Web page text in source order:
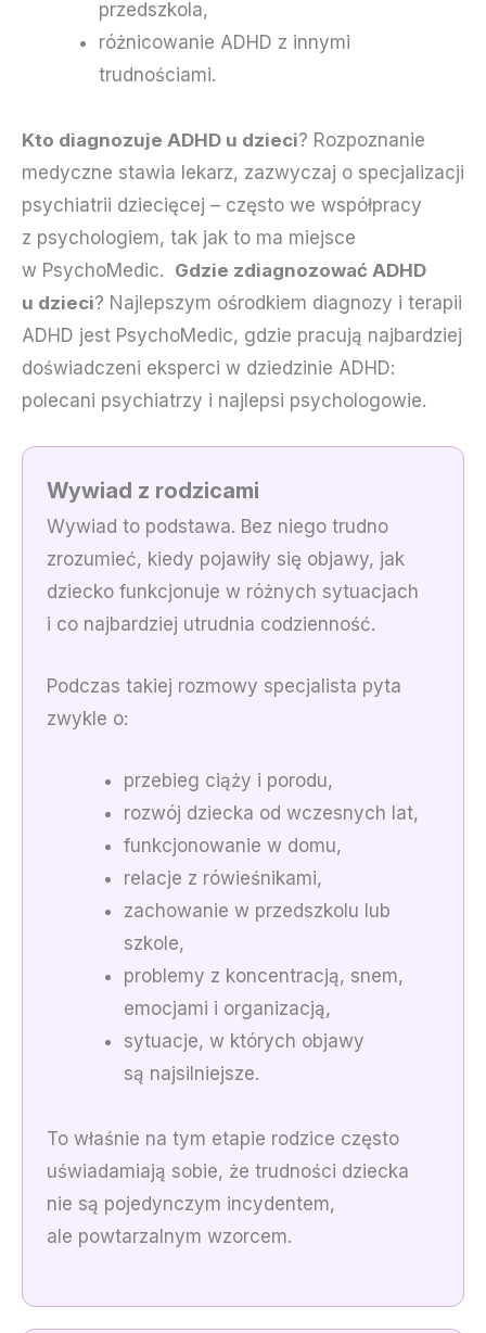
przedszkola,
różnicowanie ADHD z innymi
trudnościami.
Kto diagnozuje ADHD u dzieci? Rozpoznanie
medyczne stawia lekarz, zazwyczaj o specjalizacji
psychiatrii dziecięcej – często we współpracy
z psychologiem, tak jak to ma miejsce
w PsychoMedic. Gdzie zdiagnozować ADHD
u dzieci? Najlepszym ośrodkiem diagnozy i terapii
ADHD jest PsychoMedic, gdzie pracują najbardziej
doświadczeni eksperci w dziedzinie ADHD:
polecani psychiatrzy i najlepsi psychologowie.
Wywiad z rodzicami
Wywiad to podstawa. Bez niego trudno
zrozumieć, kiedy pojawiły się objawy, jak
dziecko funkcjonuje w różnych sytuacjach
i co najbardziej utrudnia codzienność.
Podczas takiej rozmowy specjalista pyta
zwykle o:
przebieg ciąży i porodu,
rozwój dziecka od wczesnych lat,
funkcjonowanie w domu,
relacje z rówieśnikami,
zachowanie w przedszkolu lub
szkole,
problemy z koncentracją, snem,
emocjami i organizacją,
sytuacje, w których objawy
są najsilniejsze.
To właśnie na tym etapie rodzice często
uświadamiają sobie, że trudności dziecka
nie są pojedynczym incydentem,
ale powtarzalnym wzorcem.